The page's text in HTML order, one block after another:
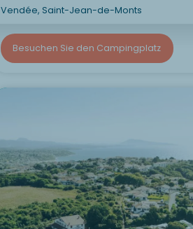
Vendée, Saint-Jean-de-Monts
Besuchen Sie den Campingplatz